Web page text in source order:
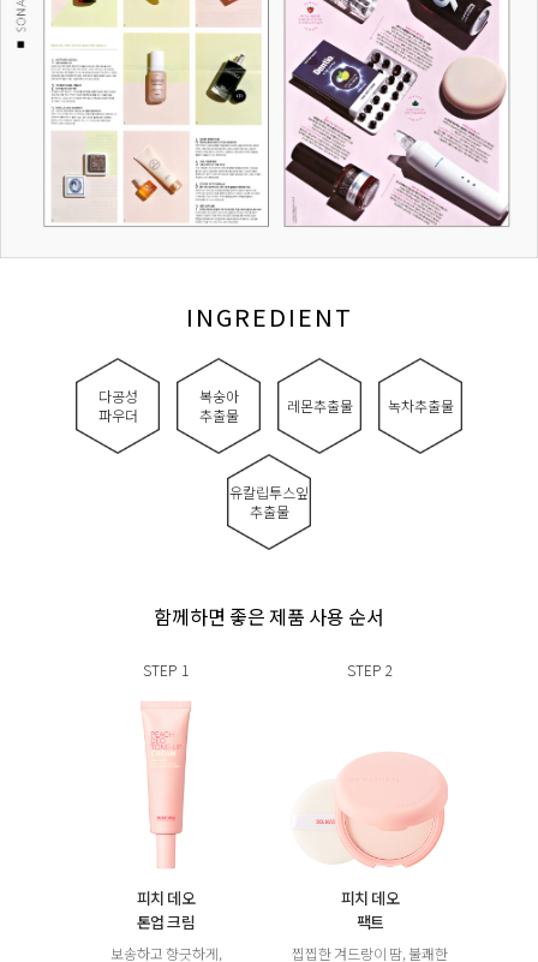
INGREDIENT
다공성
파우더
복숭아
추출물
레몬추출물 녹차추출물
유칼립투스잎
추출물
함께하면 좋은 제품 사용 순서
STEP 1
피치 데오
톤업 크림
보송하고 향긋하게,
STEP 2
피치 데오
팩트
찝찝한 겨드랑이 땀, 불쾌한